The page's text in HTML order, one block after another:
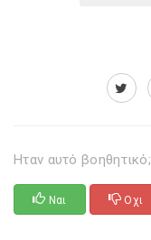
Ηταν αυτό βοηθητικό;
Ναι Οχι